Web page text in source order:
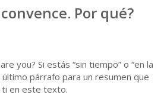
Por qué?
you? Si estás “sin tiempo” o “en la
párrafo para un resumen que
en este texto.